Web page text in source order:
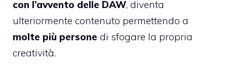
con l’avvento delle DAW, diventa
ulteriormente contenuto permettendo a
molte più persone di sfogare la propria
creatività.